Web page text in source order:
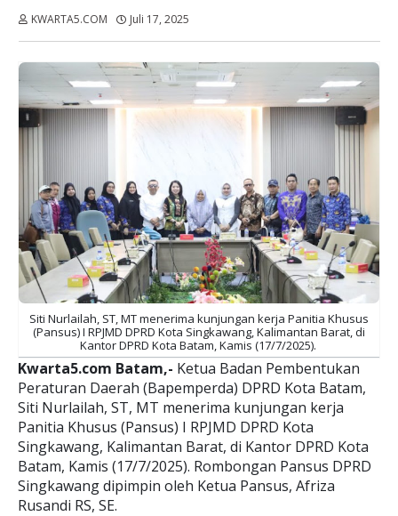
KWARTA5.COM Juli 17, 2025
Siti Nurlailah, ST, MT menerima kunjungan kerja Panitia Khusus
(Pansus) I RPJMD DPRD Kota Singkawang, Kalimantan Barat, di
Kantor DPRD Kota Batam, Kamis (17/7/2025).
Kwarta5.com Batam,- Ketua Badan Pembentukan
Peraturan Daerah (Bapemperda) DPRD Kota Batam,
Siti Nurlailah, ST, MT menerima kunjungan kerja
Panitia Khusus (Pansus) I RPJMD DPRD Kota
Singkawang, Kalimantan Barat, di Kantor DPRD Kota
Batam, Kamis (17/7/2025). Rombongan Pansus DPRD
Singkawang dipimpin oleh Ketua Pansus, Afriza
Rusandi RS, SE.